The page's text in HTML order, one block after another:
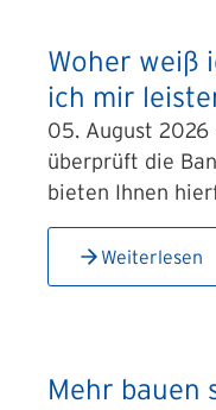
Woher weiß
ich mir
05. August 2026
überprüft die
bieten Ihnen
Weiterlesen
Mehr bauen